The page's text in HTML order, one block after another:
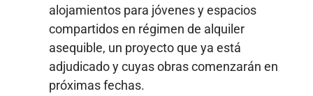
alojamientos para jóvenes y espacios
compartidos en régimen de alquiler
asequible, un proyecto que ya está
adjudicado y cuyas obras comenzarán en
próximas fechas.